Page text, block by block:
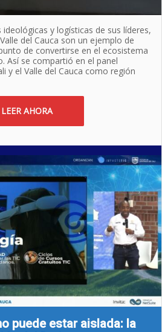
y logísticas de sus líderes,
del Cauca son un ejemplo de
de convertirse en el ecosistema
Así se compartió en el panel
y el Valle del Cauca como región
LEER AHORA
puede estar aislada: la